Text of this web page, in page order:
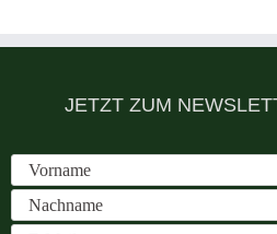
JETZT ZUM